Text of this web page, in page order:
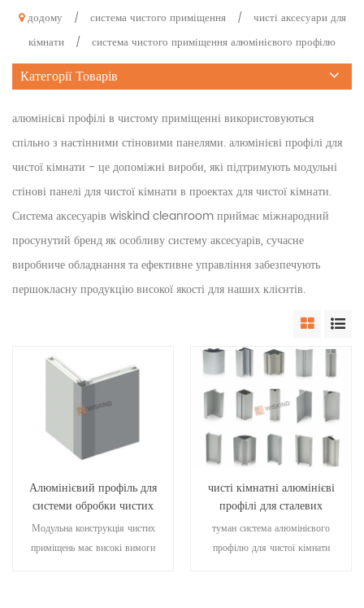
додому / система чистого приміщення /
чисті аксесуари для
кімнати
/ система чистого приміщення алюмінієвого профілю
Категорії Товарів
алюмінієві профілі в чистому приміщенні використовуються
спільно з настінними стіновими панелями. алюмінієві профілі для
чистої кімнати - це допоміжні вироби, які підтримують модульні
стінові панелі для чистої кімнати в проектах для чистої кімнати.
Система аксесуарів wiskind cleanroom приймає міжнародний
просунутий бренд як особливу систему аксесуарів, сучасне
виробниче обладнання та ефективне управління забезпечують
першокласну продукцію високої якості для наших клієнтів.
Алюмінієвий профіль для
системи обробки чистих
приміщень
Модульна конструкція чистих
приміщень має високі вимоги
чисті кімнатні алюмінієві
профілі для сталевих
модулів настінні панелі
для чистої кімнати
туман система алюмінієвого
профілю для чистої кімнати